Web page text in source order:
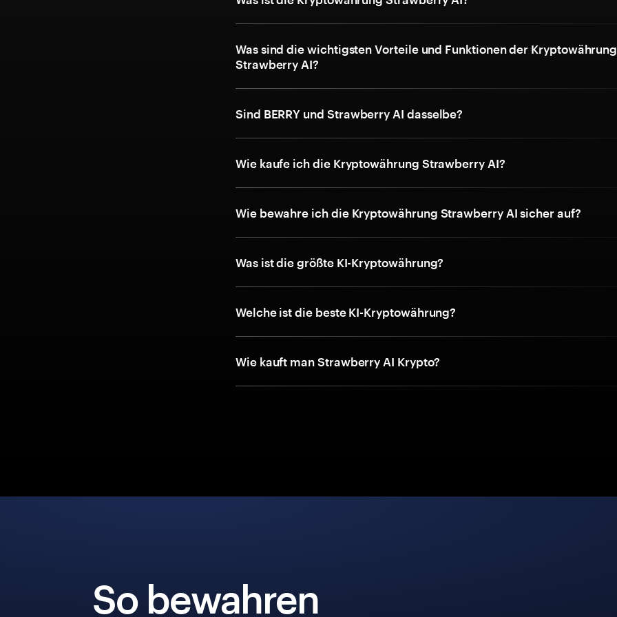
Was sind die wichtigsten Vorteile und Funktionen der Kryptowährung
Strawberry AI?
Sind BERRY und Strawberry AI dasselbe?
Wie kaufe ich die Kryptowährung Strawberry AI?
Wie bewahre ich die Kryptowährung Strawberry AI sicher auf?
Was ist die größte KI-Kryptowährung?
Welche ist die beste KI-Kryptowährung?
Wie kauft man Strawberry AI Krypto?
So bewahren